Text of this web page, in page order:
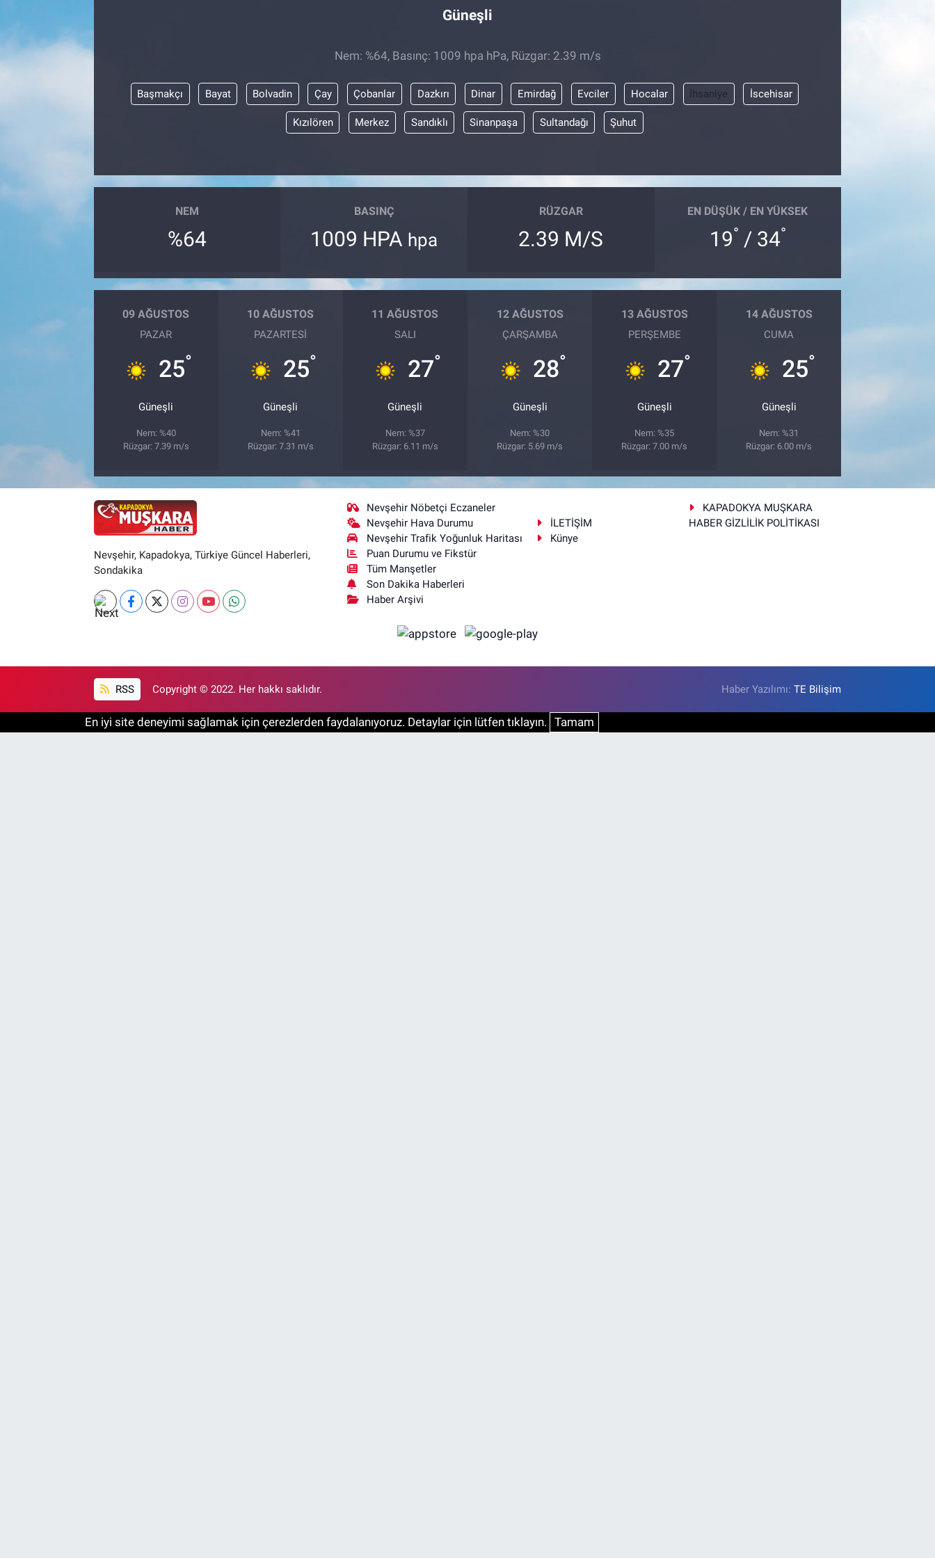
Güneşli
Nem: %64, Basınç: 1009 hpa hPa, Rüzgar: 2.39 m/s
Başmakçı Bayat Bolvadin Çay Çobanlar Dazkırı Dinar Emirdağ Evciler Hocalar İhsaniye İscehisar
Kızılören Merkez Sandıklı Sinanpaşa Sultandağı Şuhut
NEM
%64
BASINÇ
1009 HPA hpa
RÜZGAR
2.39 M/S
EN DÜŞÜK / EN YÜKSEK
19° / 34°
09 AĞUSTOS
PAZAR
25°
Güneşli
Nem: %40
Rüzgar: 7.39 m/s
10 AĞUSTOS
PAZARTESI
25°
Güneşli
Nem: %41
Rüzgar: 7.31 m/s
11 AĞUSTOS
SALI
27°
Güneşli
Nem: %37
Rüzgar: 6.11 m/s
12 AĞUSTOS
ÇARŞAMBA
28°
Güneşli
Nem: %30
Rüzgar: 5.69 m/s
13 AĞUSTOS
PERŞEMBE
27°
Güneşli
Nem: %35
Rüzgar: 7.00 m/s
14 AĞUSTOS
CUMA
25°
Güneşli
Nem: %31
Rüzgar: 6.00 m/s
Nevşehir, Kapadokya, Türkiye Güncel Haberleri,
Sondakika
Nevşehir Nöbetçi Eczaneler
Nevşehir Hava Durumu
Nevşehir Trafik Yoğunluk Haritası
Puan Durumu ve Fikstür
Tüm Manşetler
Son Dakika Haberleri
Haber Arşivi
İLETİŞİM
KAPADOKYA MUŞKARA
HABER GİZLİLİK POLİTİKASI
Künye
RSS Copyright © 2022. Her hakkı saklıdır. Haber Yazılımı:TE Bilişim
En iyi site deneyimi sağlamak için çerezlerden faydalanıyoruz. Detaylar için lütfen tıklayın. Tamam